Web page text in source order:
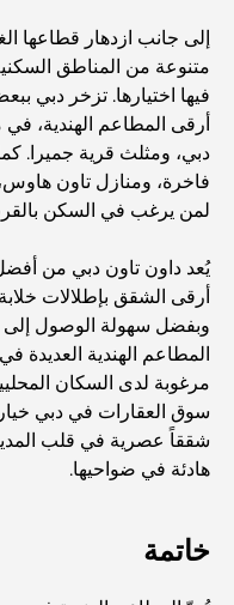
أفضل المقاهي في
أغلى سيارات مرسيدس
الانتقال إلى دبي من
رحلة سفاري فاخرة
أغلى سيارات تسلا:
مطاعم الوصل: أشهر
إلى جانب ازدهار قطاعها
متنوعة من المناطق
فيها اختيارها. تزخر دبي
أرقى المطاعم الهندية،
دبي، ومثلث قرية جميرا.
فاخرة، ومنازل تاون هاوس،
لمن يرغب في السكن
يُعد داون تاون دبي من
أرقى الشقق بإطلالات
وبفضل سهولة الوصول إلى
المطاعم الهندية العديدة
مرغوبة لدى السكان
سوق العقارات في دبي
شققاً عصرية في قلب
هادئة في ضواحيها.
خاتمة